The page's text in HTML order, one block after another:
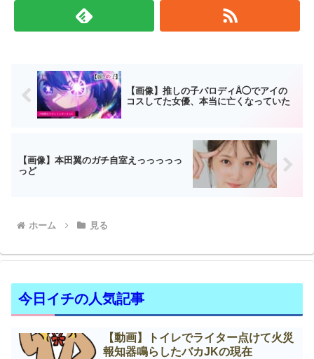
【画像】推しの子パロディÅ◯でアイの
コスしてた女優、本当に亡くなっていた
【画像】本田翼のガチ自室えっっっっっ
っど
ホーム 見る
今日イチの人気記事
【動画】トイレでライター点けて火災
報知器鳴らしたバカJKの現在